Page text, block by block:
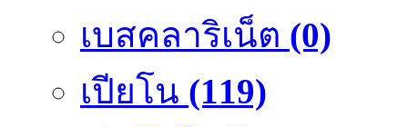
เบสคลาริเน็ต (0)
เปียโน (119)